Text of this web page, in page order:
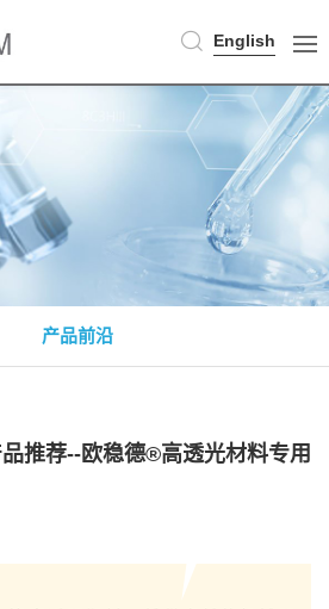
English
产品前沿
推荐--欧稳德®高透光材料专用